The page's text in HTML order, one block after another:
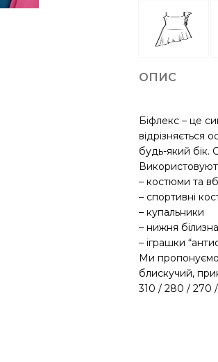
ОПИС
Біфлекс – це
відрізняється
будь-який бік.
– костюми та
– спортивні
– купальники
– нижня білизна
– іграшки
Ми пропонуємо
блискучий,
310 / 280 / 270